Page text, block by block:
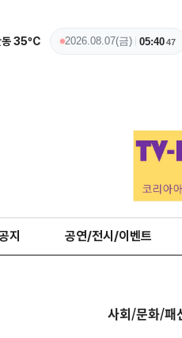
35ºC 2026.08.07(금) 05:4048
지 공연/전시/이벤트
사회/문화/패